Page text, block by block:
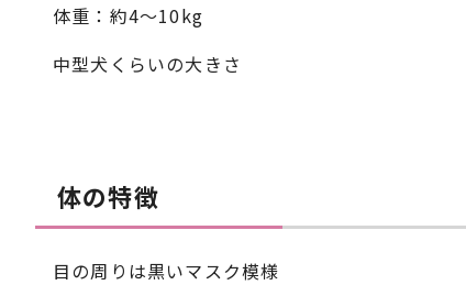
体重：約4～10kg
中型犬くらいの大きさ
体の特徴
目の周りは黒いマスク模様